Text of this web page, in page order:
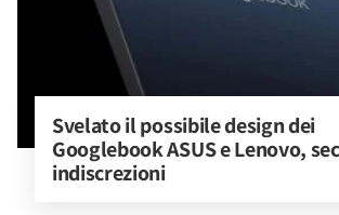
Svelato il possibile design dei
Googlebook ASUS e Lenovo,
indiscrezioni